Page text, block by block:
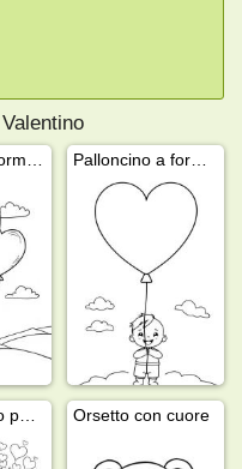
Orsetto con cuore